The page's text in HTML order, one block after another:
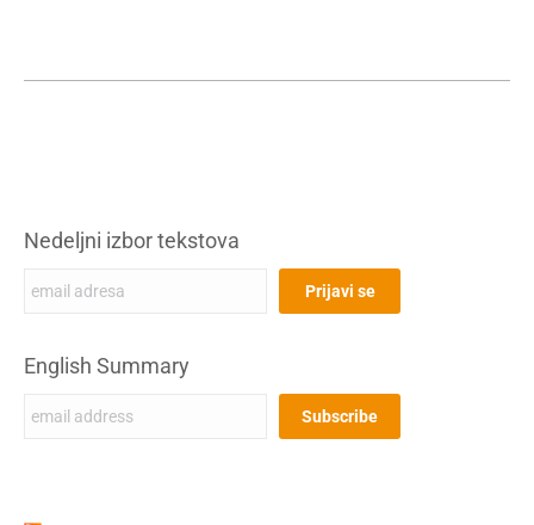
Nedeljni izbor tekstova
English Summary